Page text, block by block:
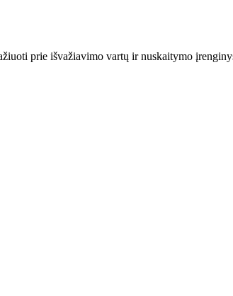
prie išvažiavimo vartų ir nuskaitymo